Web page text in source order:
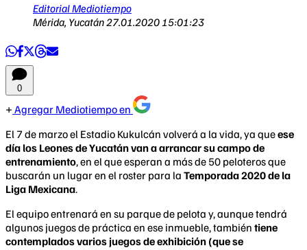
Editorial Mediotiempo
Mérida, Yucatán27.01.2020 15:01:23
0
Agregar Mediotiempo en
El 7 de marzo el Estadio Kukulcán volverá a la vida, ya queese
día los Leones de Yucatán van a arrancar su campo de
entrenamiento, en el que esperan a más de 50 peloteros que
buscarán un lugar en el roster para la Temporada 2020 de la
Liga Mexicana.
El equipo entrenará en su parque de pelota y, aunque tendrá
algunos juegos de práctica en ese inmueble, también tiene
contemplados varios juegos de exhibición (que se